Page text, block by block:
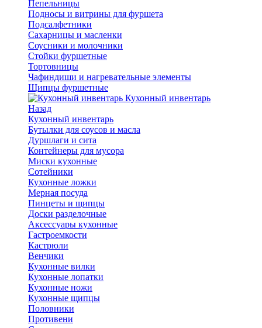
Пепельницы
Подносы и витрины для фуршета
Подсалфетники
Сахарницы и масленки
Соусники и молочники
Стойки фуршетные
Тортовницы
Чафиндиши и нагревательные элементы
Щипцы фуршетные
Кухонный инвентарь
Назад
Кухонный инвентарь
Бутылки для соусов и масла
Дуршлаги и сита
Контейнеры для мусора
Миски кухонные
Сотейники
Кухонные ложки
Мерная посуда
Пинцеты и щипцы
Доски разделочные
Аксессуары кухонные
Гастроемкости
Кастрюли
Венчики
Кухонные вилки
Кухонные лопатки
Кухонные ножи
Кухонные щипцы
Половники
Противени